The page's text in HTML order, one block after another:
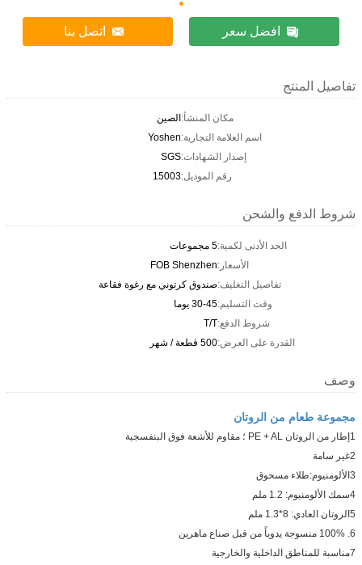
افضل سعر اتصل بنا
تفاصيل المنتج
مكان المنشأ:الصين
اسم العلامة التجارية:Yoshen
إصدار الشهادات:SGS
رقم الموديل:15003
شروط الدفع والشحن
الحد الأدنى لكمية:5 مجموعات
الأسعار:FOB Shenzhen
تفاصيل التغليف:صندوق كرتوني مع رغوة فقاعة
وقت التسليم:30-45 يوما
شروط الدفع:T/T
القدرة على العرض:500 قطعة / شهر
وصف
مجموعة طعام من الروتان
1إطار من الروتان PE + AL ؛ مقاوم للأشعة فوق البنفسجية
2غير سامة
3الألومنيوم:طلاء مسحوق
4سمك الألومنيوم: 1.2 ملم
5الروتان العادي: 8*1.3 ملم
6. 100% منسوجة يدوياً من قبل صناع ماهرين
7مناسبة للمناطق الداخلية والخارجية